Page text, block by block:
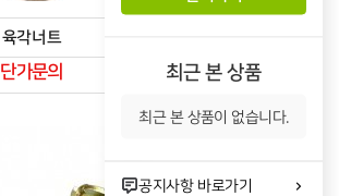
최근 본 상품
최근 본 상품이 없습니다.
공지사항 바로가기
육각너트
단가문의